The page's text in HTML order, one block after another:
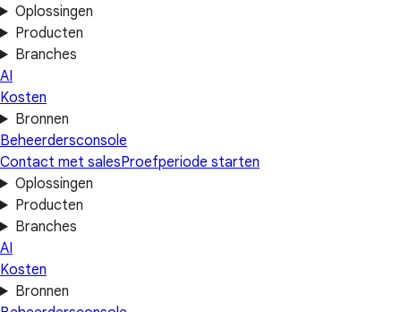
Oplossingen
Producten
Branches
AI
Kosten
Bronnen
Beheerdersconsole
Contact met salesProefperiode starten
Oplossingen
Producten
Branches
AI
Kosten
Bronnen